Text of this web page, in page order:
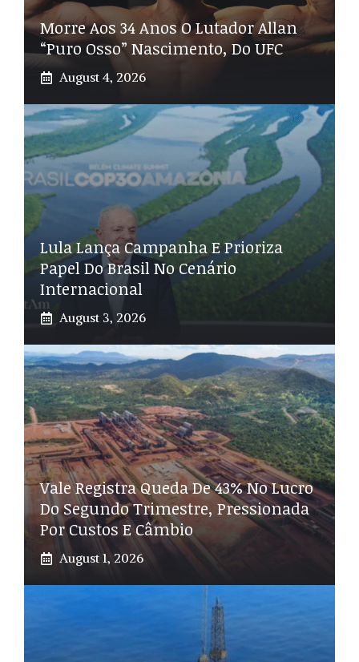
Morre Aos 34 Anos O Lutador Allan
“Puro Osso” Nascimento, Do UFC
August 4, 2026
Lula Lança Campanha E Prioriza
Papel Do Brasil No Cenário
Internacional
August 3, 2026
Vale Registra Queda De 43% No Lucro
Do Segundo Trimestre, Pressionada
Por Custos E Câmbio
August 1, 2026